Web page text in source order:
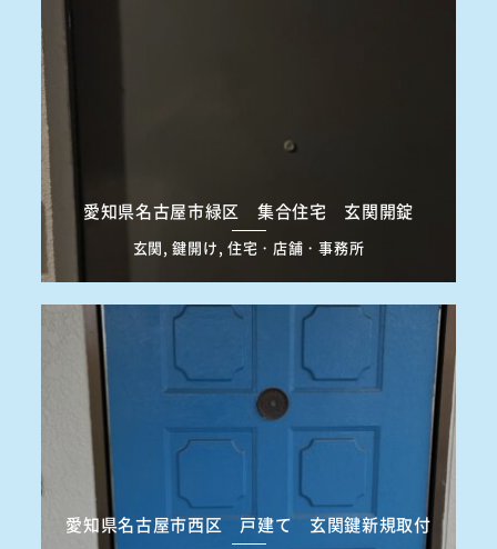
愛知県名古屋市緑区 集合住宅 玄関開錠
玄関, 鍵開け, 住宅・店舗・事務所
愛知県名古屋市西区 戸建て 玄関鍵新規取付